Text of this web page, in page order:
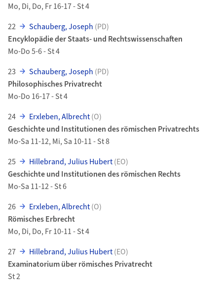
Mo, Di, Do, Fr 16-17 - St 4
22
Schauberg, Joseph (PD)
Encyklopädie der Staats- und Rechtswissenschaften
Mo-Do 5-6 - St 4
23
Schauberg, Joseph (PD)
Philosophisches Privatrecht
Mo-Do 16-17 - St 4
24
Erxleben, Albrecht(O)
Geschichte und Institutionen des römischen Privatrechts
Mo-Sa 11-12, Mi, Sa 10-11 - St 8
25
Hillebrand, Julius Hubert(EO)
Geschichte und Institutionen des römischen Rechts
Mo-Sa 11-12 - St 6
26
Erxleben, Albrecht(O)
Römisches Erbrecht
Mo, Di, Do, Fr 10-11 - St 4
27
Hillebrand, Julius Hubert(EO)
Examinatorium über römisches Privatrecht
St 2